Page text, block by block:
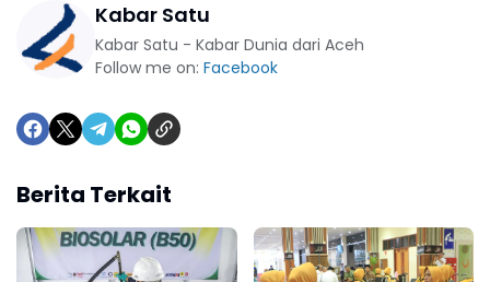
Kabar Satu
Kabar Satu - Kabar Dunia dari Aceh
Follow me on: Facebook
Berita Terkait